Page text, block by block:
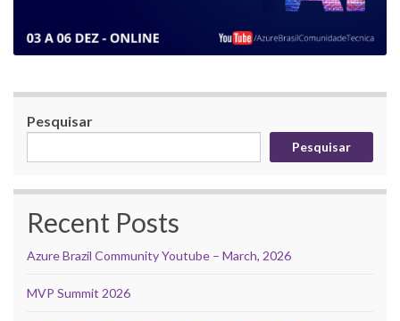
Pesquisar
Pesquisar
Recent Posts
Azure Brazil Community Youtube – March, 2026
MVP Summit 2026